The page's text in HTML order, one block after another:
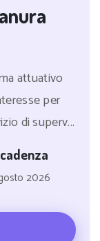
attuativo
per
di superv...
2026